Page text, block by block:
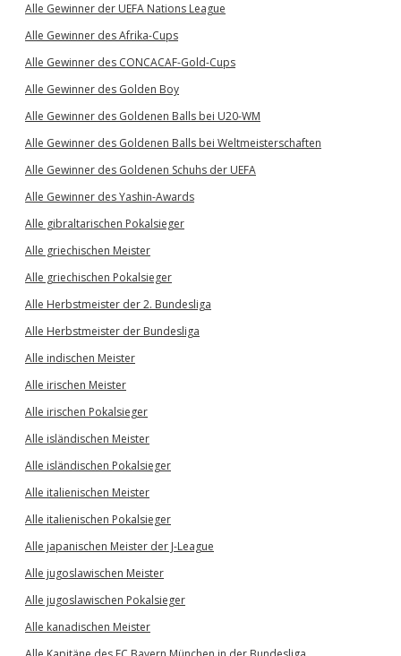
Alle Gewinner der UEFA Nations League
Alle Gewinner des Afrika-Cups
Alle Gewinner des CONCACAF-Gold-Cups
Alle Gewinner des Golden Boy
Alle Gewinner des Goldenen Balls bei U20-WM
Alle Gewinner des Goldenen Balls bei Weltmeisterschaften
Alle Gewinner des Goldenen Schuhs der UEFA
Alle Gewinner des Yashin-Awards
Alle gibraltarischen Pokalsieger
Alle griechischen Meister
Alle griechischen Pokalsieger
Alle Herbstmeister der 2. Bundesliga
Alle Herbstmeister der Bundesliga
Alle indischen Meister
Alle irischen Meister
Alle irischen Pokalsieger
Alle isländischen Meister
Alle isländischen Pokalsieger
Alle italienischen Meister
Alle italienischen Pokalsieger
Alle japanischen Meister der J-League
Alle jugoslawischen Meister
Alle jugoslawischen Pokalsieger
Alle kanadischen Meister